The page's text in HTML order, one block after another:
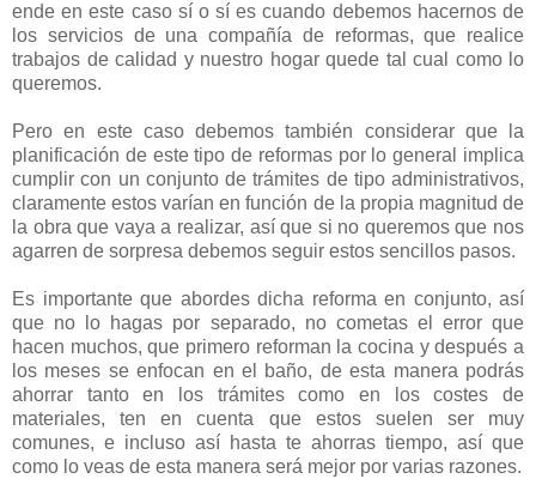
ende en este caso sí o sí es cuando debemos hacernos de
los servicios de una compañía de reformas, que realice
trabajos de calidad y nuestro hogar quede tal cual como lo
queremos.
Pero en este caso debemos también considerar que la
planificación de este tipo de reformas por lo general implica
cumplir con un conjunto de trámites de tipo administrativos,
claramente estos varían en función de la propia magnitud de
la obra que vaya a realizar, así que si no queremos que nos
agarren de sorpresa debemos seguir estos sencillos pasos.
Es importante que abordes dicha reforma en conjunto, así
que no lo hagas por separado, no cometas el error que
hacen muchos, que primero reforman la cocina y después a
los meses se enfocan en el baño, de esta manera podrás
ahorrar tanto en los trámites como en los costes de
materiales, ten en cuenta que estos suelen ser muy
comunes, e incluso así hasta te ahorras tiempo, así que
como lo veas de esta manera será mejor por varias razones.